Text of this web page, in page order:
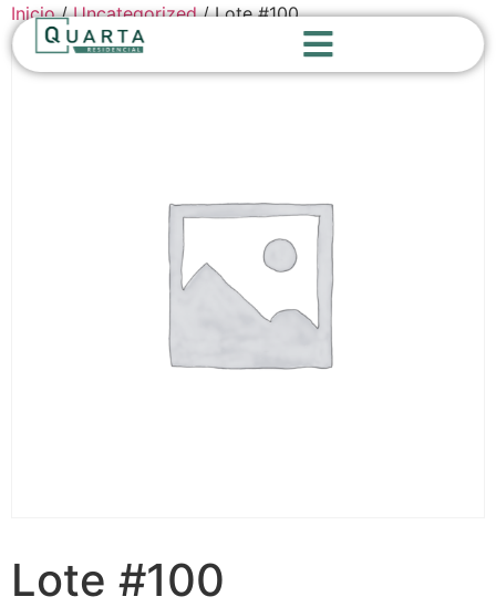
Inicio/Uncategorized/ Lote #100
Lote #100